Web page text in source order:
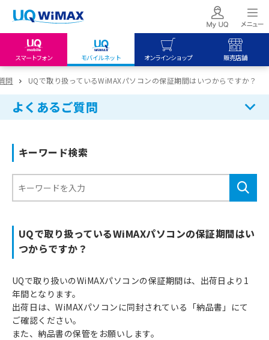
スマートフォン モバイルネット オンラインショップ 販売店舗
my UQ WiMAX
UQ WiMAX ご契約の方
My UQ mobile
UQ mobile
UQ mobile
オンラインショップ
UQ WiMAX
UQ mobile
販売店舗
UQ WiMAX
問 UQで取り扱っているWiMAXパソコンの保証期間はいつからですか？
よくあるご質問
キーワード検索
UQで取り扱っているWiMAXパソコンの保証期間はい
つからですか？
UQで取り扱いのWiMAXパソコンの保証期間は、出荷日より1
年間となります。
出荷日は、WiMAXパソコンに同封されている「納品書」にて
ご確認ください。
また、納品書の保管をお願いします。